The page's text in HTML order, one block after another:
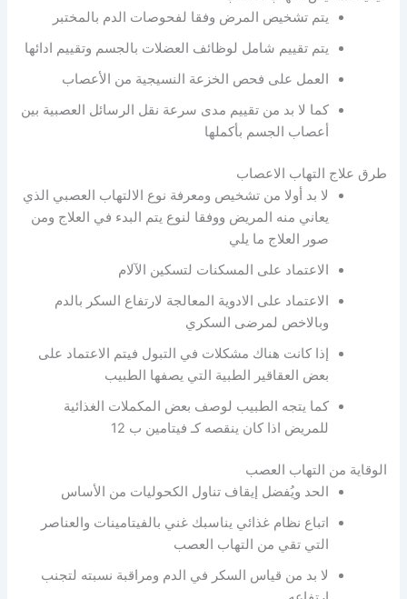
يتم تشخيص المرض وفقا لفحوصات الدم بالمختبر
يتم تقييم شامل لوظائف العضلات بالجسم وتقييم ادائها
العمل على فحص الخزعة النسيجية من الأعصاب
كما لا بد من تقييم مدى سرعة نقل الرسائل العصبية بين
أعصاب الجسم بأكملها
طرق علاج التهاب الاعصاب
لا بد أولا من تشخيص ومعرفة نوع الالتهاب العصبي الذي
يعاني منه المريض ووفقا لنوع يتم البدء في العلاج ومن
صور العلاج ما يلي
الاعتماد على المسكنات لتسكين الآلام
الاعتماد على الادوية المعالجة لارتفاع السكر بالدم
وبالاخص لمرضى السكري
إذا كانت هناك مشكلات في التبول فيتم الاعتماد على
بعض العقاقير الطبية التي يصفها الطبيب
كما يتجه الطبيب لوصف بعض المكملات الغذائية
للمريض اذا كان ينقصه كـ فيتامين ب 12
الوقاية من التهاب العصب
الحد ويُفضل إيقاف تناول الكحوليات من الأساس
اتباع نظام غذائي يناسبك غني بالفيتامينات والعناصر
التي تقي من التهاب العصب
لا بد من قياس السكر في الدم ومراقبة نسبته لتجنب